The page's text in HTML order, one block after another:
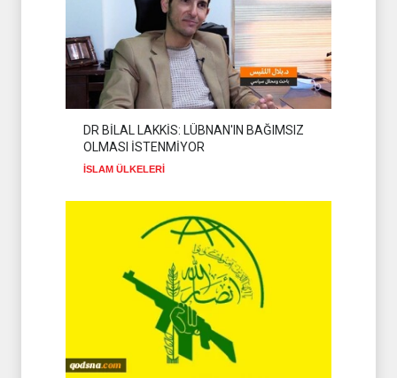
DR BİLAL LAKKİS: LÜBNAN'IN BAĞIMSIZ
OLMASI İSTENMİYOR
İSLAM ÜLKELERİ